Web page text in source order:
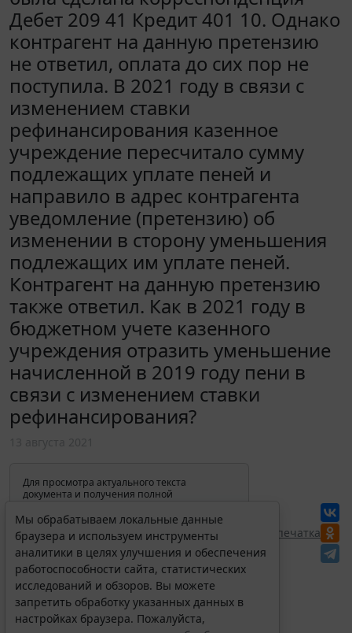
Дебет 209 41 Кредит 401 10. Однако
контрагент на данную претензию
не ответил, оплата до сих пор не
поступила. В 2021 году в связи с
изменением ставки
рефинансирования казенное
учреждение пересчитало сумму
подлежащих уплате пеней и
направило в адрес контрагента
уведомление (претензию) об
изменении в сторону уменьшения
подлежащих им уплате пеней.
Контрагент на данную претензию
также ответил. Как в 2021 году в
бюджетном учете казенного
учреждения отразить уменьшение
начисленной в 2019 году пени в
связи с изменением ставки
рефинансирования?
Для просмотра актуального текста
документа и получения полной
изменениях и порядке применения
документа, воспользуйтесь поиском в
Интернет-версии системы ГАРАНТ:
Перепечатка
Мы обрабатываем локальные данные
браузера и используем инструменты
аналитики в целях улучшения и обеспечения
работоспособности сайта, статистических
исследований и обзоров. Вы можете
запретить обработку указанных данных в
настройках браузера. Пожалуйста,